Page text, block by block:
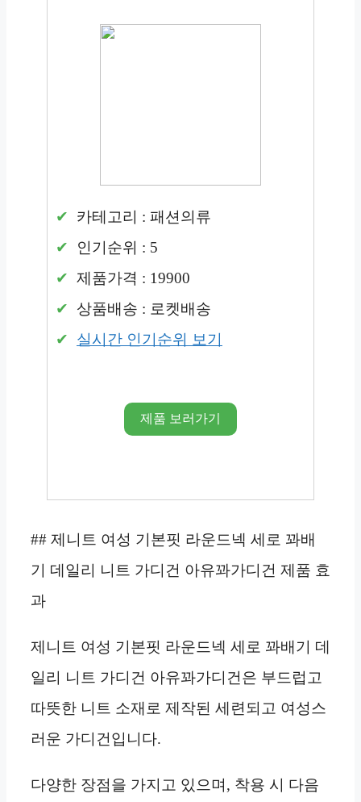
카테고리 : 패션의류
인기순위 : 5
제품가격 : 19900
상품배송 : 로켓배송
실시간 인기순위 보기
제품 보러가기
## 제니트 여성 기본핏 라운드넥 세로 꽈배
기 데일리 니트 가디건 아유꽈가디건 제품 효
과
제니트 여성 기본핏 라운드넥 세로 꽈배기 데
일리 니트 가디건 아유꽈가디건은 부드럽고
따뜻한 니트 소재로 제작된 세련되고 여성스
러운 가디건입니다.
다양한 장점을 가지고 있으며, 착용 시 다음